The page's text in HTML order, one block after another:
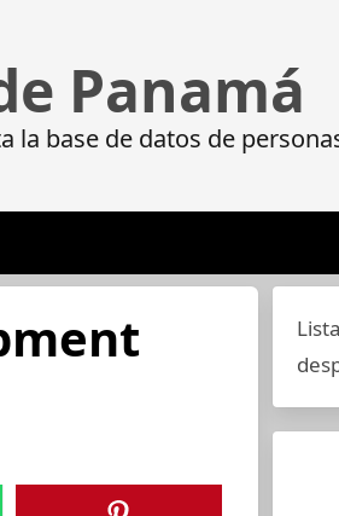
Panamá
la base de datos de